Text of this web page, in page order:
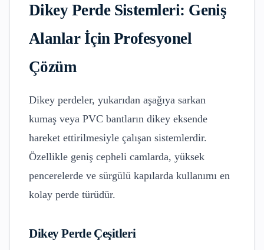
Dikey Perde Sistemleri: Geniş
Alanlar İçin Profesyonel
Çözüm
Dikey perdeler, yukarıdan aşağıya sarkan
kumaş veya PVC bantların dikey eksende
hareket ettirilmesiyle çalışan sistemlerdir.
Özellikle geniş cepheli camlarda, yüksek
pencerelerde ve sürgülü kapılarda kullanımı en
kolay perde türüdür.
Dikey Perde Çeşitleri